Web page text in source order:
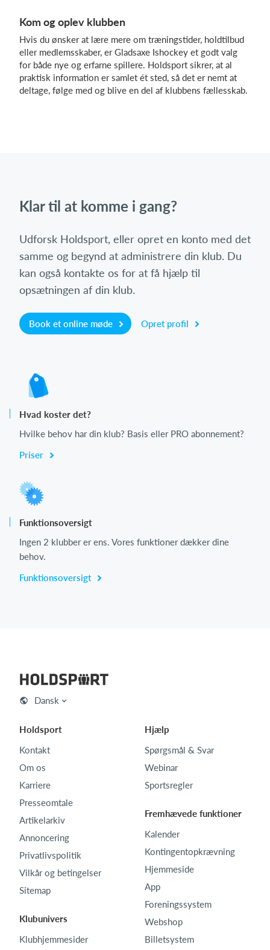
Kom og oplev klubben
Hvis du ønsker at lære mere om træningstider, holdtilbud
eller medlemsskaber, er Gladsaxe Ishockey et godt valg
for både nye og erfarne spillere. Holdsport sikrer, at al
praktisk information er samlet ét sted, så det er nemt at
deltage, følge med og blive en del af klubbens fællesskab.
Klar til at komme i gang?
Udforsk Holdsport, eller opret en konto med det
samme og begynd at administrere din klub. Du
kan også kontakte os for at få hjælp til
opsætningen af din klub.
Book et online møde Opret profil
Hvad koster det?
Hvilke behov har din klub? Basis eller PRO abonnement?
Priser
Funktionsoversigt
Ingen 2 klubber er ens. Vores funktioner dækker dine
behov.
Funktionsoversigt
Dansk
Holdsport
Kontakt
Om os
Karriere
Presseomtale
Artikelarkiv
Annoncering
Privatlivspolitik
Vilkår og betingelser
Sitemap
Klubunivers
Klubhjemmesider
Hjælp
Spørgsmål & Svar
Webinar
Sportsregler
Fremhævede funktioner
Kalender
Kontingentopkrævning
Hjemmeside
App
Foreningssystem
Webshop
Billetsystem